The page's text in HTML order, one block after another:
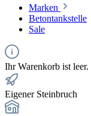
Marken
Betontankstelle
Sale
Ihr Warenkorb ist leer.
Eigener Steinbruch